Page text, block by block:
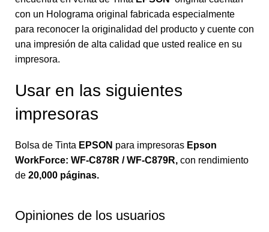
con un Holograma original fabricada especialmente
para reconocer la originalidad del producto y cuente con
una impresión de alta calidad que usted realice en su
impresora.
Usar en las siguientes
impresoras
Bolsa de Tinta EPSON para impresoras Epson
WorkForce: WF-C878R / WF-C879R, con rendimiento
de 20,000 páginas.
Opiniones de los usuarios